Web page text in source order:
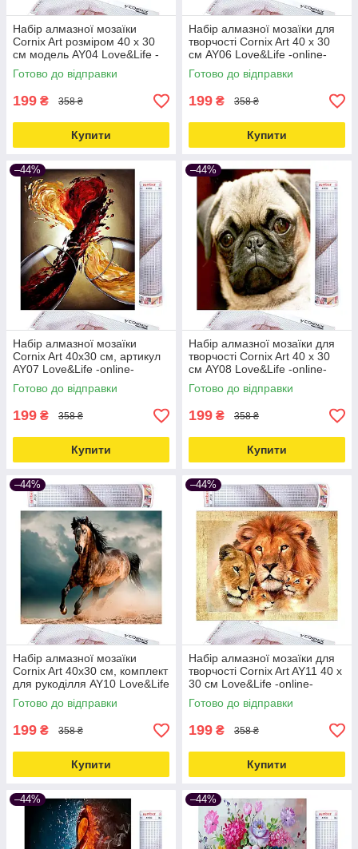
Набір алмазної мозаїки
Cornix Art розміром 40 x 30
см модель AY04 Love&Life -
online-multimarket-
Готово до відправки
199 ₴ 358 ₴
Купити
Набір алмазної мозаїки для
творчості Cornix Art 40 x 30
см AY06 Love&Life -online-
multimarket-
Готово до відправки
199 ₴ 358 ₴
Купити
–44%
Набір алмазної мозаїки
Cornix Art 40x30 см, артикул
AY07 Love&Life -online-
multimarket-
Готово до відправки
199 ₴ 358 ₴
Купити
–44%
Набір алмазної мозаїки для
творчості Cornix Art 40 x 30
см AY08 Love&Life -online-
multimarket-
Готово до відправки
199 ₴ 358 ₴
Купити
–44%
Набір алмазної мозаїки
Cornix Art 40x30 см, комплект
для рукоділля AY10 Love&Life
-online-multimarket-
Готово до відправки
199 ₴ 358 ₴
Купити
–44%
Набір алмазної мозаїки для
творчості Cornix Art AY11 40 x
30 см Love&Life -online-
multimarket-
Готово до відправки
199 ₴ 358 ₴
Купити
–44% –44%